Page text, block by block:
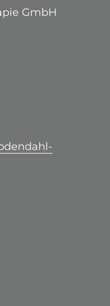
GmbH